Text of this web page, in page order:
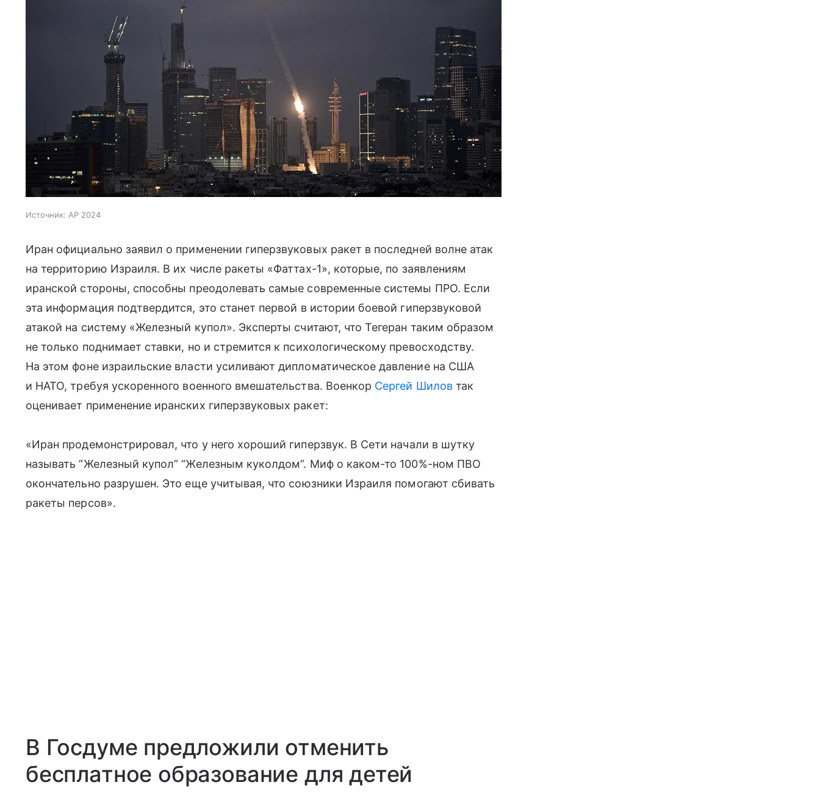
Источник: AP 2024
Иран официально заявил о применении гиперзвуковых ракет в последней волне атак
на территорию Израиля. В их числе ракеты «Фаттах-1», которые, по заявлениям
иранской стороны, способны преодолевать самые современные системы ПРО. Если
эта информация подтвердится, это станет первой в истории боевой гиперзвуковой
атакой на систему «Железный купол». Эксперты считают, что Тегеран таким образом
не только поднимает ставки, но и стремится к психологическому превосходству.
На этом фоне израильские власти усиливают дипломатическое давление на США
и НАТО, требуя ускоренного военного вмешательства. Военкор Сергей Шиловтак
оценивает применение иранских гиперзвуковых ракет:
«Иран продемонстрировал, что у него хороший гиперзвук. В Сети начали в шутку
называть “Железный купол” “Железным куколдом”. Миф о каком-то 100%-ном ПВО
окончательно разрушен. Это еще учитывая, что союзники Израиля помогают сбивать
ракеты персов».
В Госдуме предложили отменить
бесплатное образование для детей